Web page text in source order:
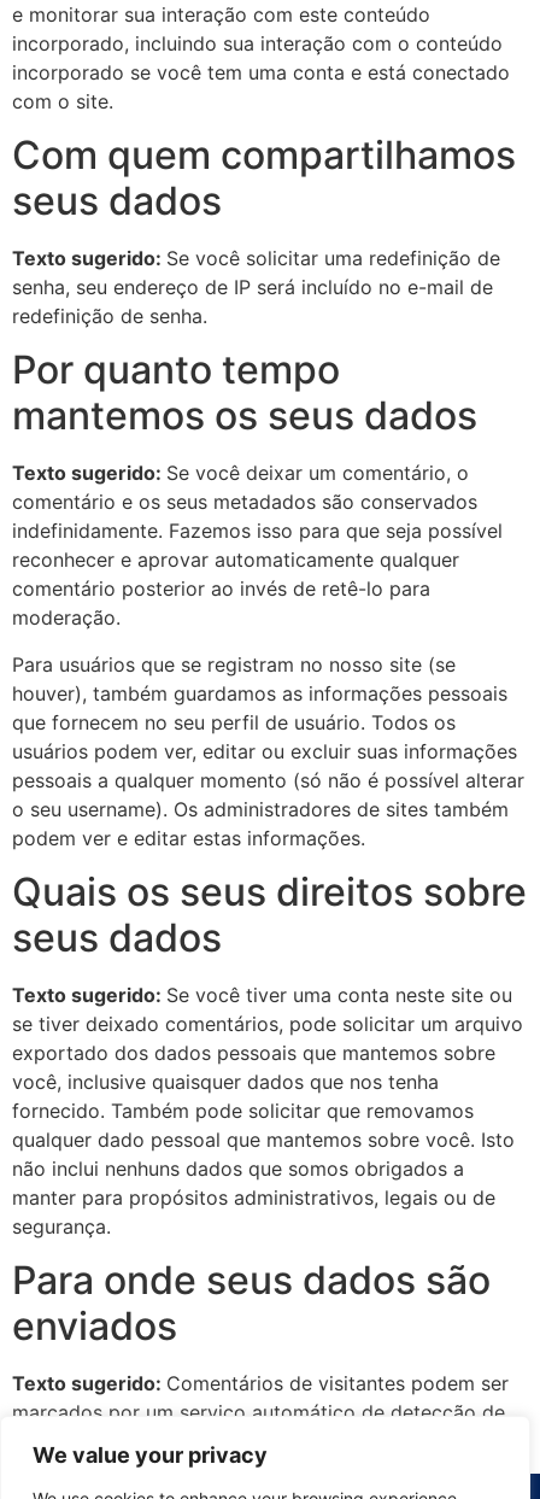
We value your privacy
e monitorar sua interação com este conteúdo
incorporado, incluindo sua interação com o conteúdo
incorporado se você tem uma conta e está conectado
com o site.
Com quem compartilhamos
seus dados
Texto sugerido: Se você solicitar uma redefinição de
senha, seu endereço de IP será incluído no e-mail de
redefinição de senha.
Por quanto tempo
mantemos os seus dados
Texto sugerido: Se você deixar um comentário, o
comentário e os seus metadados são conservados
indefinidamente. Fazemos isso para que seja possível
reconhecer e aprovar automaticamente qualquer
comentário posterior ao invés de retê-lo para
moderação.
Para usuários que se registram no nosso site (se
houver), também guardamos as informações pessoais
que fornecem no seu perfil de usuário. Todos os
usuários podem ver, editar ou excluir suas informações
pessoais a qualquer momento (só não é possível alterar
o seu username). Os administradores de sites também
podem ver e editar estas informações.
Quais os seus direitos sobre
seus dados
Texto sugerido: Se você tiver uma conta neste site ou
se tiver deixado comentários, pode solicitar um arquivo
exportado dos dados pessoais que mantemos sobre
você, inclusive quaisquer dados que nos tenha
fornecido. Também pode solicitar que removamos
qualquer dado pessoal que mantemos sobre você. Isto
não inclui nenhuns dados que somos obrigados a
manter para propósitos administrativos, legais ou de
segurança.
Para onde seus dados são
enviados
Texto sugerido: Comentários de visitantes podem ser
marcados por um serviço automático de detecção de
spam.